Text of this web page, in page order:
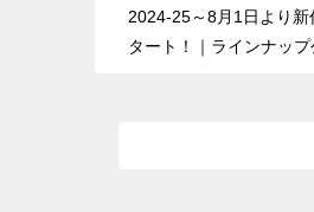
2024-25～8月1日より新
タート！｜ラインナップ